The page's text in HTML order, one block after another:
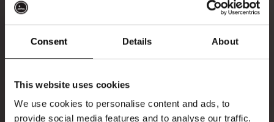
Consent Details About
This website uses cookies
We use cookies to personalise content and ads, to
provide social media features and to analyse our traffic.
Ontvang 10%
korting